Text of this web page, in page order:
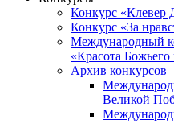
Конкурс «Клевер
Конкурс «За
Международный
«Красота Божьего
Архив конкурсов
Великой